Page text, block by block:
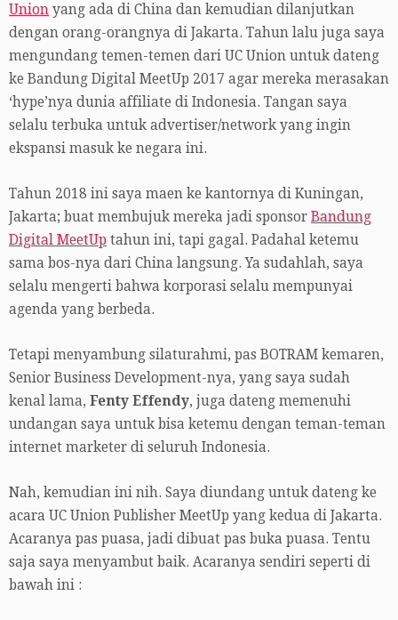
Union yang ada di China dan kemudian dilanjutkan
dengan orang-orangnya di Jakarta. Tahun lalu juga saya
mengundang temen-temen dari UC Union untuk dateng
ke Bandung Digital MeetUp 2017 agar mereka merasakan
‘hype’nya dunia affiliate di Indonesia. Tangan saya
selalu terbuka untuk advertiser/network yang ingin
ekspansi masuk ke negara ini.
Tahun 2018 ini saya maen ke kantornya di Kuningan,
Jakarta; buat membujuk mereka jadi sponsor Bandung
Digital MeetUp tahun ini, tapi gagal. Padahal ketemu
sama bos-nya dari China langsung. Ya sudahlah, saya
selalu mengerti bahwa korporasi selalu mempunyai
agenda yang berbeda.
Tetapi menyambung silaturahmi, pas BOTRAM kemaren,
Senior Business Development-nya, yang saya sudah
kenal lama, Fenty Effendy, juga dateng memenuhi
undangan saya untuk bisa ketemu dengan teman-teman
internet marketer di seluruh Indonesia.
Nah, kemudian ini nih. Saya diundang untuk dateng ke
acara UC Union Publisher MeetUp yang kedua di Jakarta.
Acaranya pas puasa, jadi dibuat pas buka puasa. Tentu
saja saya menyambut baik. Acaranya sendiri seperti di
bawah ini :